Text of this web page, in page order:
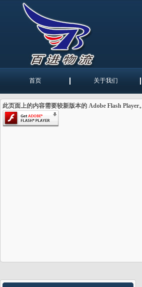
首页 关于我们
此页面上的内容需要较新版本的 Adobe Flash Player。